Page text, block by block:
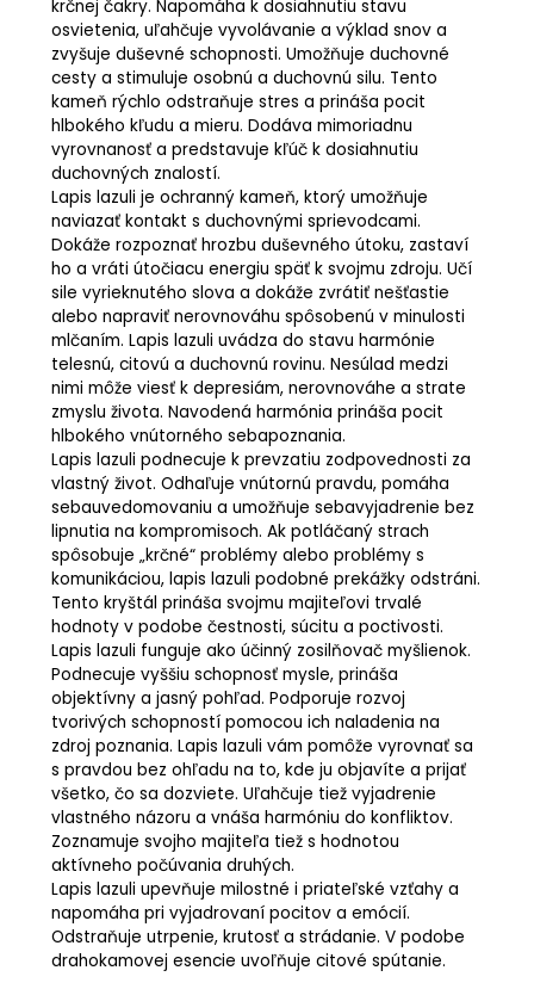
krčnej čakry. Napomáha k dosiahnutiu stavu
osvietenia, uľahčuje vyvolávanie a výklad snov a
zvyšuje duševné schopnosti. Umožňuje duchovné
cesty a stimuluje osobnú a duchovnú silu. Tento
kameň rýchlo odstraňuje stres a prináša pocit
hlbokého kľudu a mieru. Dodáva mimoriadnu
vyrovnanosť a predstavuje kľúč k dosiahnutiu
duchovných znalostí.
Lapis lazuli je ochranný kameň, ktorý umožňuje
naviazať kontakt s duchovnými sprievodcami.
Dokáže rozpoznať hrozbu duševného útoku, zastaví
ho a vráti útočiacu energiu späť k svojmu zdroju. Učí
sile vyrieknutého slova a dokáže zvrátiť nešťastie
alebo napraviť nerovnováhu spôsobenú v minulosti
mlčaním. Lapis lazuli uvádza do stavu harmónie
telesnú, citovú a duchovnú rovinu. Nesúlad medzi
nimi môže viesť k depresiám, nerovnováhe a strate
zmyslu života. Navodená harmónia prináša pocit
hlbokého vnútorného sebapoznania.
Lapis lazuli podnecuje k prevzatiu zodpovednosti za
vlastný život. Odhaľuje vnútornú pravdu, pomáha
sebauvedomovaniu a umožňuje sebavyjadrenie bez
lipnutia na kompromisoch. Ak potláčaný strach
spôsobuje „krčné“ problémy alebo problémy s
komunikáciou, lapis lazuli podobné prekážky odstráni.
Tento kryštál prináša svojmu majiteľovi trvalé
hodnoty v podobe čestnosti, súcitu a poctivosti.
Lapis lazuli funguje ako účinný zosilňovač myšlienok.
Podnecuje vyššiu schopnosť mysle, prináša
objektívny a jasný pohľad. Podporuje rozvoj
tvorivých schopností pomocou ich naladenia na
zdroj poznania. Lapis lazuli vám pomôže vyrovnať sa
s pravdou bez ohľadu na to, kde ju objavíte a prijať
všetko, čo sa dozviete. Uľahčuje tiež vyjadrenie
vlastného názoru a vnáša harmóniu do konfliktov.
Zoznamuje svojho majiteľa tiež s hodnotou
aktívneho počúvania druhých.
Lapis lazuli upevňuje milostné i priateľské vzťahy a
napomáha pri vyjadrovaní pocitov a emócií.
Odstraňuje utrpenie, krutosť a strádanie. V podobe
drahokamovej esencie uvoľňuje citové spútanie.